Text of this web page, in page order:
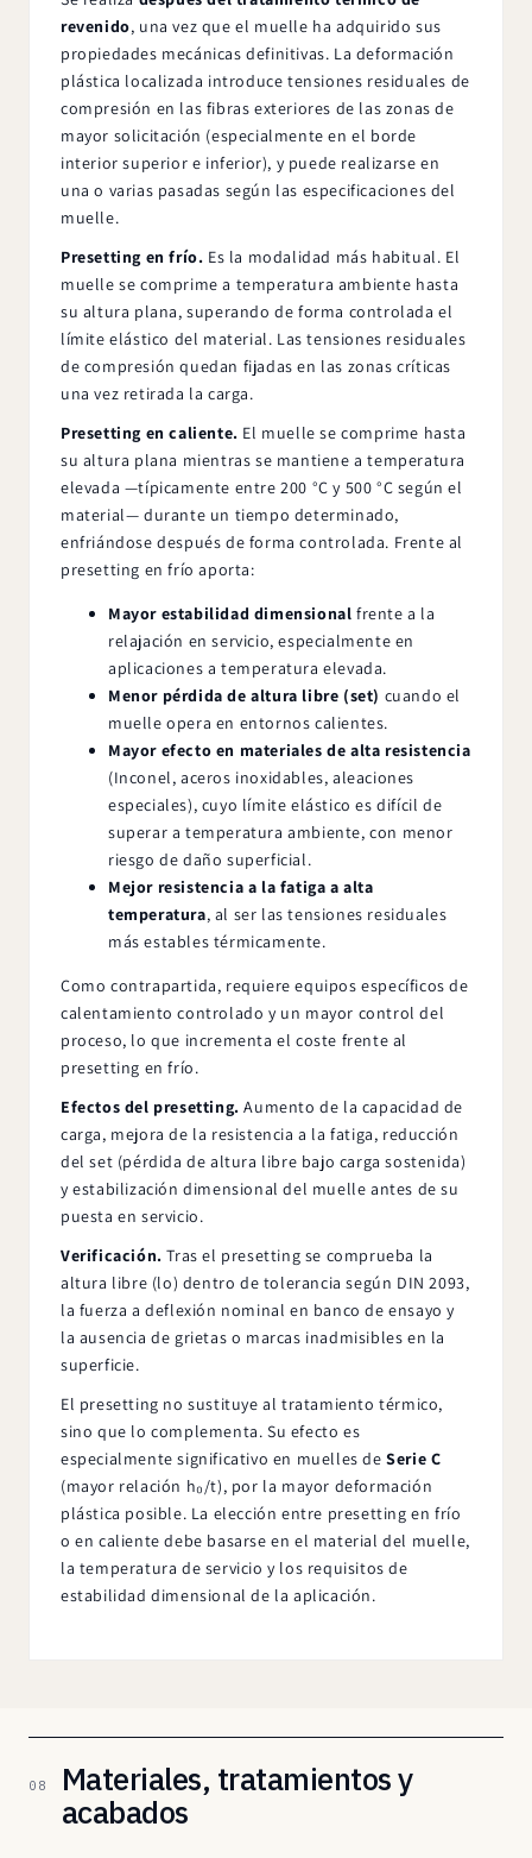
revenido, una vez que el muelle ha adquirido sus
propiedades mecánicas definitivas. La deformación
plástica localizada introduce tensiones residuales de
compresión en las fibras exteriores de las zonas de
mayor solicitación (especialmente en el borde
interior superior e inferior), y puede realizarse en
una o varias pasadas según las especificaciones del
muelle.
Presetting en frío. Es la modalidad más habitual. El
muelle se comprime a temperatura ambiente hasta
su altura plana, superando de forma controlada el
límite elástico del material. Las tensiones residuales
de compresión quedan fijadas en las zonas críticas
una vez retirada la carga.
Presetting en caliente. El muelle se comprime hasta
su altura plana mientras se mantiene a temperatura
elevada —típicamente entre 200 °C y 500 °C según el
material— durante un tiempo determinado,
enfriándose después de forma controlada. Frente al
presetting en frío aporta:
Mayor estabilidad dimensional frente a la
relajación en servicio, especialmente en
aplicaciones a temperatura elevada.
Menor pérdida de altura libre (set) cuando el
muelle opera en entornos calientes.
Mayor efecto en materiales de alta resistencia
(Inconel, aceros inoxidables, aleaciones
especiales), cuyo límite elástico es difícil de
superar a temperatura ambiente, con menor
riesgo de daño superficial.
Mejor resistencia a la fatiga a alta
temperatura, al ser las tensiones residuales
más estables térmicamente.
Como contrapartida, requiere equipos específicos de
calentamiento controlado y un mayor control del
proceso, lo que incrementa el coste frente al
presetting en frío.
Efectos del presetting. Aumento de la capacidad de
carga, mejora de la resistencia a la fatiga, reducción
del set (pérdida de altura libre bajo carga sostenida)
y estabilización dimensional del muelle antes de su
puesta en servicio.
Verificación. Tras el presetting se comprueba la
altura libre (lo) dentro de tolerancia según DIN 2093,
la fuerza a deflexión nominal en banco de ensayo y
la ausencia de grietas o marcas inadmisibles en la
superficie.
El presetting no sustituye al tratamiento térmico,
sino que lo complementa. Su efecto es
especialmente significativo en muelles deSerie C
(mayor relación h₀/t), por la mayor deformación
plástica posible. La elección entre presetting en frío
o en caliente debe basarse en el material del muelle,
la temperatura de servicio y los requisitos de
estabilidad dimensional de la aplicación.
08
Materiales, tratamientos y
acabados